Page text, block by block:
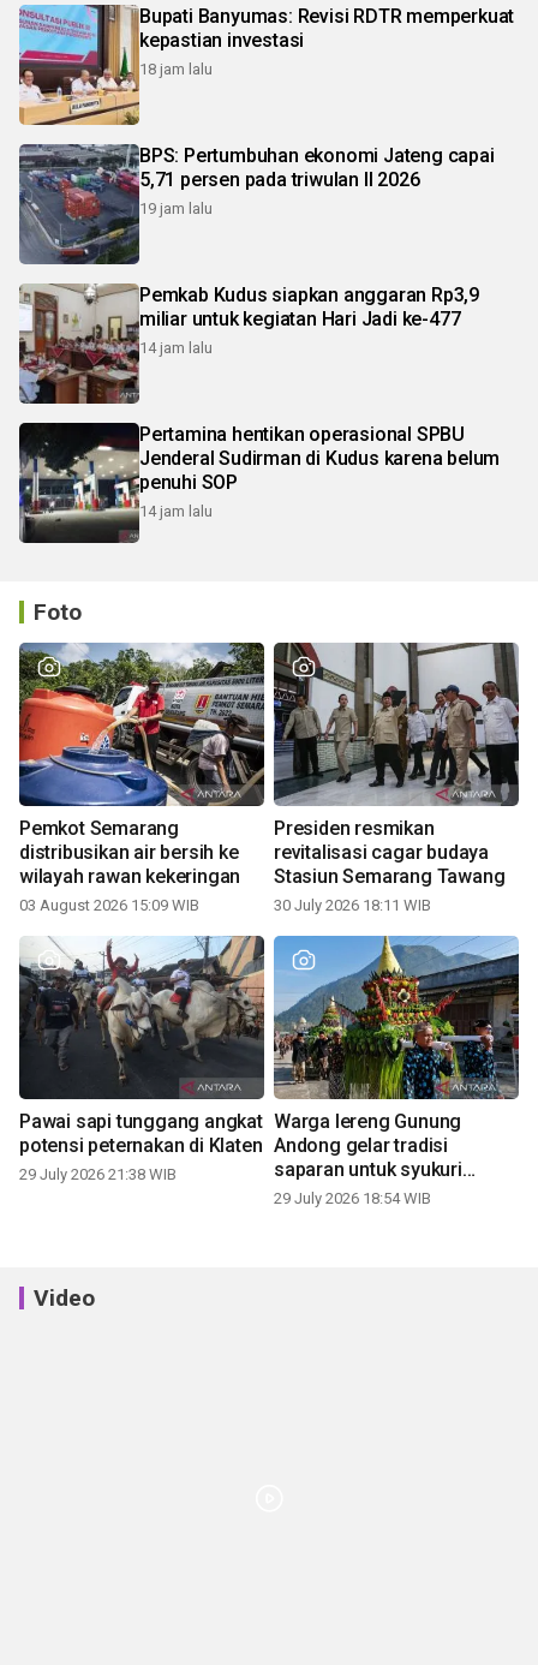
Bupati Banyumas: Revisi RDTR memperkuat
kepastian investasi
18 jam lalu
BPS: Pertumbuhan ekonomi Jateng capai
5,71 persen pada triwulan II 2026
19 jam lalu
Pemkab Kudus siapkan anggaran Rp3,9
miliar untuk kegiatan Hari Jadi ke-477
14 jam lalu
Pertamina hentikan operasional SPBU
Jenderal Sudirman di Kudus karena belum
penuhi SOP
14 jam lalu
Foto
Pemkot Semarang
distribusikan air bersih ke
wilayah rawan kekeringan
03 August 2026 15:09 WIB
Presiden resmikan
revitalisasi cagar budaya
Stasiun Semarang Tawang
30 July 2026 18:11 WIB
Pawai sapi tunggang angkat
potensi peternakan di Klaten
29 July 2026 21:38 WIB
Warga lereng Gunung
Andong gelar tradisi
saparan untuk syukuri
panen
29 July 2026 18:54 WIB
Video